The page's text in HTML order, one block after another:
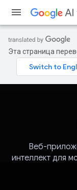
Эта страница
Веб-
интеллект для